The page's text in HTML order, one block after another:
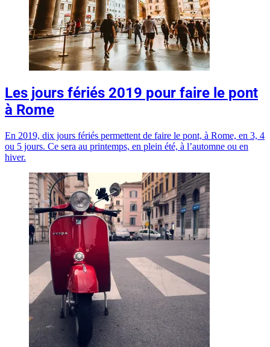
Les jours fériés 2019 pour faire le pont
à Rome
En 2019, dix jours fériés permettent de faire le pont, à Rome, en 3, 4
ou 5 jours. Ce sera au printemps, en plein été, à l’automne ou en
hiver.